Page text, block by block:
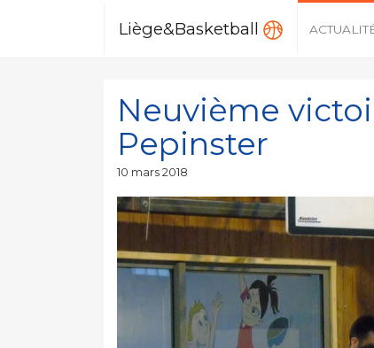
Liège&Basketball
Neuvième
Pepinster
Publié
10 mars 2018